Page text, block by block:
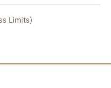
Limits)